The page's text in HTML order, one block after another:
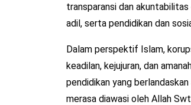
transparansi dan
adil, serta pendidikan dan
Dalam perspektif Islam,
keadilan, kejujuran, dan
pendidikan yang
merasa diawasi oleh Allah